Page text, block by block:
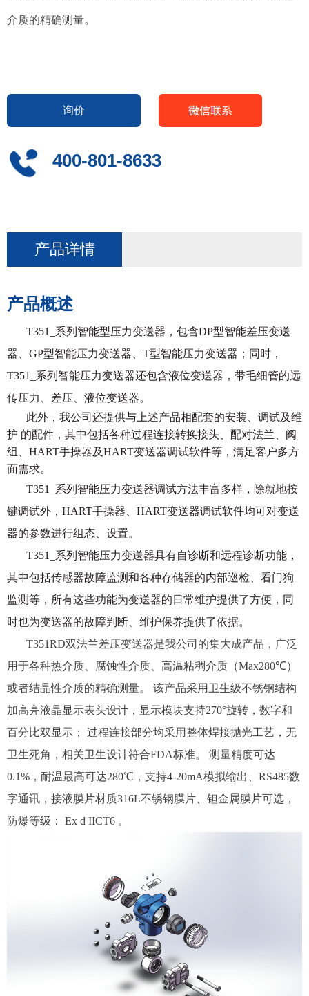
询价
产品概述
T351_系列智能型压力变送器，包含DP型智能差压变送
器、GP型智能压力变送器、T型智能压力变送器；同时，
T351_系列智能压力变送器还包含液位变送器，带毛细管的远
传压力、差压、液位变送器。
此外，我公司还提供与上述产品相配套的安装、调试及维
护 的配件，其中包括各种过程连接转换接头、配对法兰、阀
组、HART手操器及HART变送器调试软件等，满足客户多方
面需求。
T351_系列智能压力变送器调试方法丰富多样，除就地按
键调试外，HART手操器、HART变送器调试软件均可对变送
器的参数进行组态、设置。
T351_系列智能压力变送器具有自诊断和远程诊断功能，
其中包括传感器故障监测和各种存储器的内部巡检、看门狗
监测等，所有这些功能为变送器的日常维护提供了方便，同
时也为变送器的故障判断、维护保养提供了依据。
T351RD双法兰差压变送器是我公司的集大成产品，广泛
用于各种热介质、腐蚀性介质、高温粘稠介质（Max280℃）
或者结晶性介质的精确测量。 该产品采用卫生级不锈钢结构
加高亮液晶显示表头设计，显示模块支持270°旋转，数字和
百分比双显示； 过程连接部分均采用整体焊接抛光工艺，无
卫生死角，相关卫生设计符合FDA标准。 测量精度可达
0.1%，耐温最高可达280℃，支持4-20mA模拟输出、RS485数
字通讯，接液膜片材质316L不锈钢膜片、钽金属膜片可选，
防爆等级： Ex d IICT6 。
介质的精确测量。
产品详情
400-801-8633